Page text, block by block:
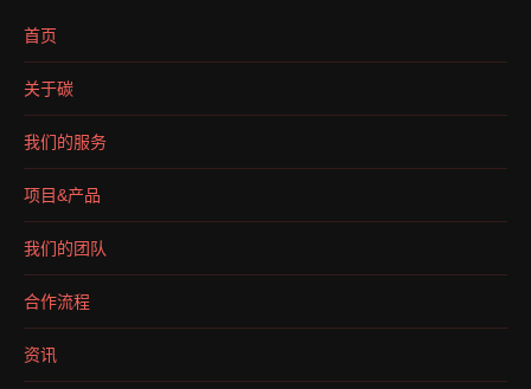
首页
关于碳
我们的服务
项目&产品
我们的团队
合作流程
资讯